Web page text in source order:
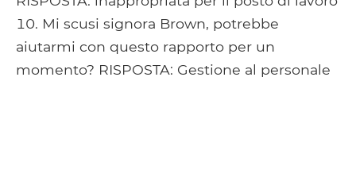
Mi scusi signora Brown, potrebbe
aiutarmi con questo rapporto per un
momento? RISPOSTA: Gestione al personale